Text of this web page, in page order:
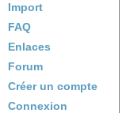
Import
FAQ
Enlaces
Forum
Créer un compte
Connexion